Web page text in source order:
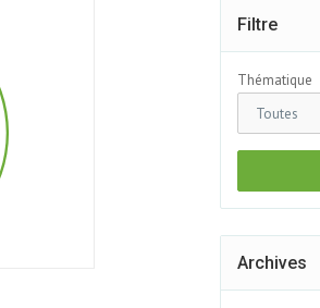
Filtre
Thématique
Archives